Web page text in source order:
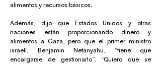
alimentos y recursos básicos.
Además, dijo que Estados Unidos y otras
naciones están proporcionando dinero y
alimentos a Gaza, pero que el primer ministro
israelí, Benjamin Netanyahu, “tiene que
encargarse de gestionarlo”. “Quiero que se